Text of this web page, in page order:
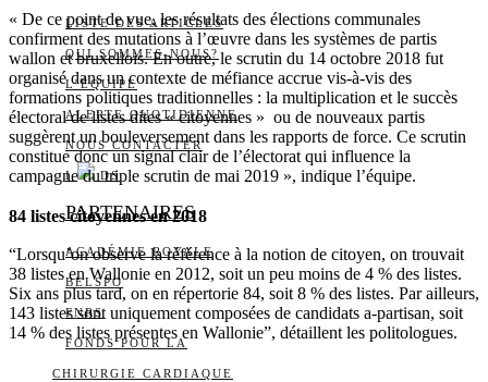
LISTE DES ARTICLES
QUI SOMMES-NOUS?
L’ÉQUIPE
ALERTE QUOTIDIENNE
NOUS CONTACTER
I DS
PARTENAIRES
ACADÉMIE ROYALE
BELSPO
FNRS
FONDS POUR LA
CHIRURGIE CARDIAQUE
« De ce point de vue, les résultats des élections communales
confirment des mutations à l’œuvre dans les systèmes de partis
wallon et bruxellois. En outre, le scrutin du 14 octobre 2018 fut
organisé dans un contexte de méfiance accrue vis-à-vis des
formations politiques traditionnelles : la multiplication et le succès
électoral de listes dites « citoyennes » ou de nouveaux partis
suggèrent un bouleversement dans les rapports de force. Ce scrutin
constitue donc un signal clair de l’électorat qui influence la
campagne du triple scrutin de mai 2019 », indique l’équipe.
84 listes citoyennes en 2018
“Lorsqu’on observe la référence à la notion de citoyen, on trouvait
38 listes en Wallonie en 2012, soit un peu moins de 4 % des listes.
Six ans plus tard, on en répertorie 84, soit 8 % des listes. Par ailleurs,
143 listes sont uniquement composées de candidats a-partisan, soit
14 % des listes présentes en Wallonie”, détaillent les politologues.